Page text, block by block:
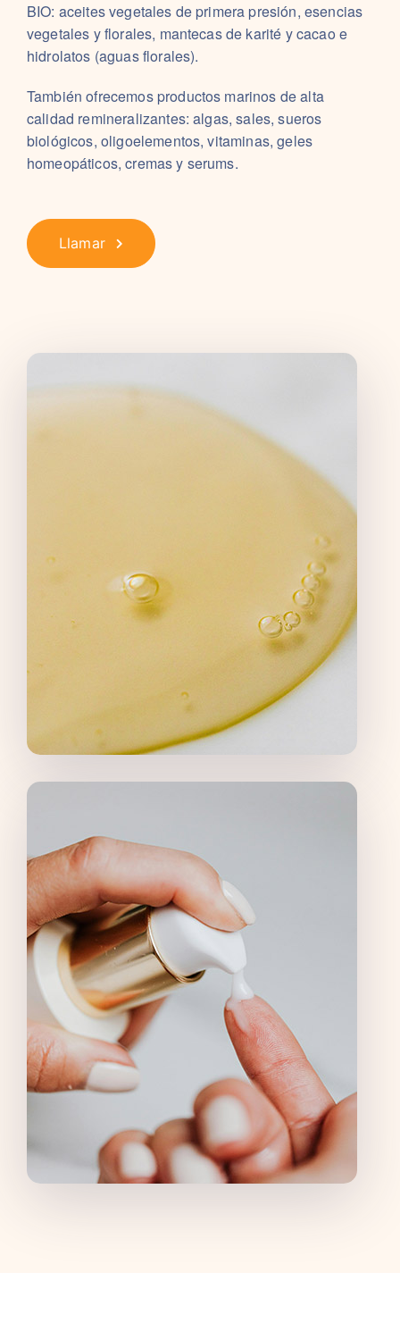
BIO: aceites vegetales de primera presión, esencias
vegetales y florales, mantecas de karité y cacao e
hidrolatos (aguas florales).
También ofrecemos productos marinos de alta
calidad remineralizantes: algas, sales, sueros
biológicos, oligoelementos, vitaminas, geles
homeopáticos, cremas y serums.
Llamar